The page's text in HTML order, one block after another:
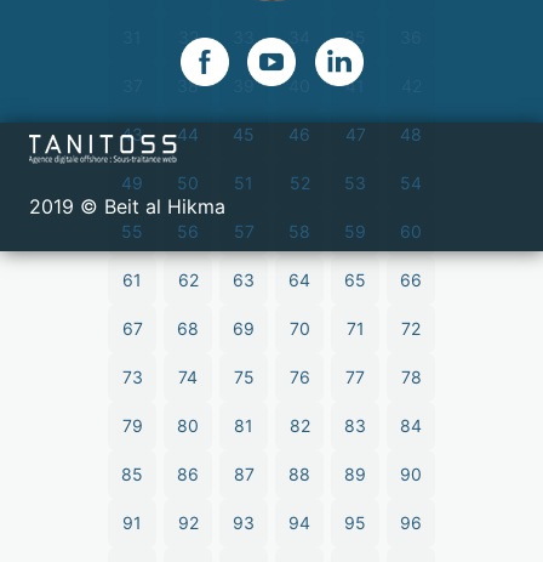
32 35
38 39 40 41
43 44 45 46 47 48
49 50 51 52 53 54
55 56 57 58 59 60
61 62 63 64 65 66
67 68 69 70 71 72
73 74 75 76 77 78
79 80 81 82 83 84
85 86 87 88 89 90
91 92 93 94 95 96
2019 © Beit al Hikma